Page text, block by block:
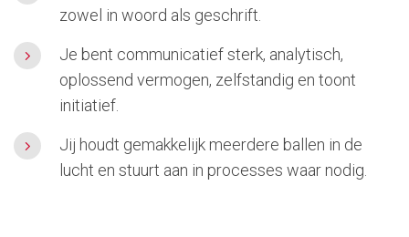
zowel in woord als geschrift.
Je bent communicatief sterk, analytisch,
oplossend vermogen, zelfstandig en toont
initiatief.
Jij houdt gemakkelijk meerdere ballen in de
lucht en stuurt aan in processes waar nodig.